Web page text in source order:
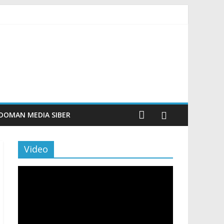
dan Aktivitas Seru untuk Generasi Muda
Budaya Literasi
MEDIA SIBER
Video